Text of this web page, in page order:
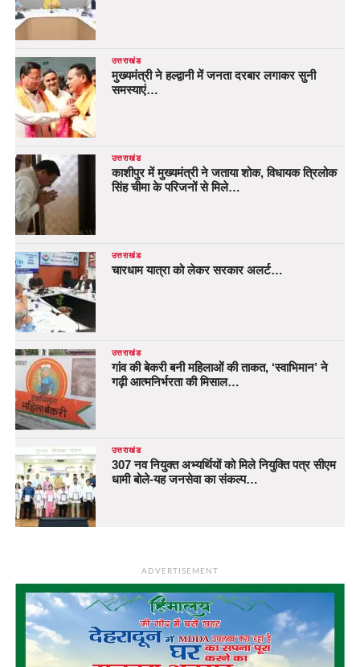
उत्तराखंड
मुख्यमंत्री ने हल्द्वानी में जनता दरबार लगाकर सुनी
समस्याएं…
उत्तराखंड
काशीपुर में मुख्यमंत्री ने जताया शोक, विधायक त्रिलोक
सिंह चीमा के परिजनों से मिले…
उत्तराखंड
चारधाम यात्रा को लेकर सरकार अलर्ट…
उत्तराखंड
गांव की बेकरी बनी महिलाओं की ताकत, ‘स्वाभिमान’ ने
गढ़ी आत्मनिर्भरता की मिसाल…
उत्तराखंड
307 नव नियुक्त अभ्यर्थियों को मिले नियुक्ति पत्र सीएम
धामी बोले-यह जनसेवा का संकल्प…
ADVERTISEMENT